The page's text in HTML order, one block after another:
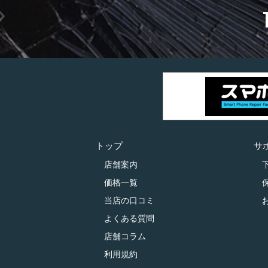
トップ
店舗案内
価格一覧
当店の口コミ
よくある質問
店舗コラム
利用規約
サ